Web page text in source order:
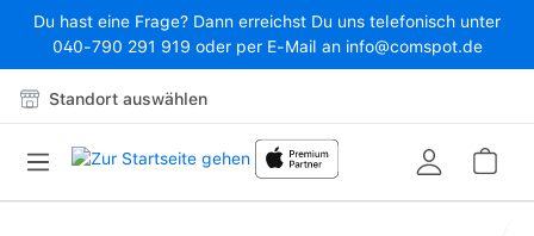
Zum Hauptinhalt springen
Du hast eine Frage? Dann erreichst Du uns telefonisch unter
040-790 291 919 oder per E-Mail an info@comspot.de
Standort auswählen